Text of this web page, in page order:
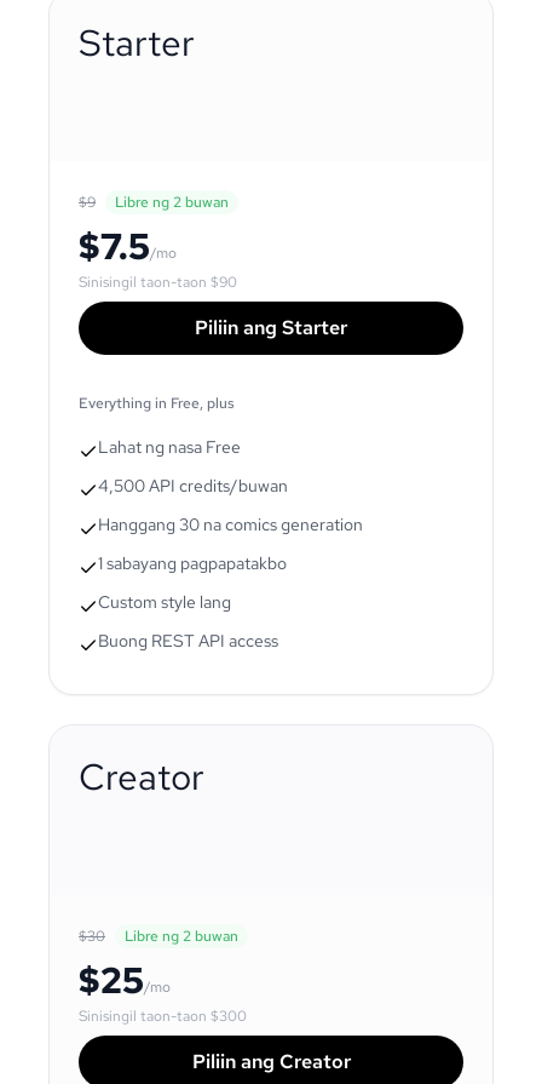
Starter
$9 Libre ng 2 buwan
$7.5/mo
Sinisingil taon-taon $90
Piliin ang Starter
Everything in Free, plus
Lahat ng nasa Free
4,500 API credits/buwan
Hanggang 30 na comics generation
1 sabayang pagpapatakbo
Custom style lang
Buong REST API access
Creator
$30 Libre ng 2 buwan
$25/mo
Sinisingil taon-taon $300
Piliin ang Creator